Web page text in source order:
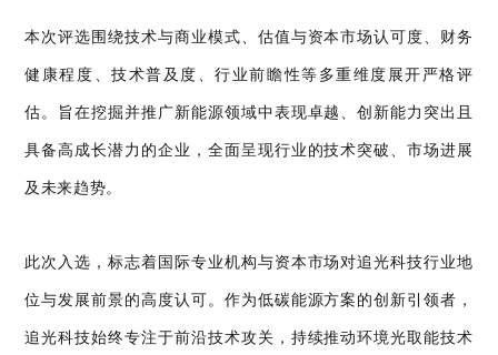
本次评选围绕技术与商业模式、估值与资本市场认可度、财务
健康程度、技术普及度、行业前瞻性等多重维度展开严格评
估。旨在挖掘并推广新能源领域中表现卓越、创新能力突出且
具备高成长潜力的企业，全面呈现行业的技术突破、市场进展
及未来趋势。
此次入选，标志着国际专业机构与资本市场对追光科技行业地
位与发展前景的高度认可。作为低碳能源方案的创新引领者，
追光科技始终专注于前沿技术攻关，持续推动环境光取能技术